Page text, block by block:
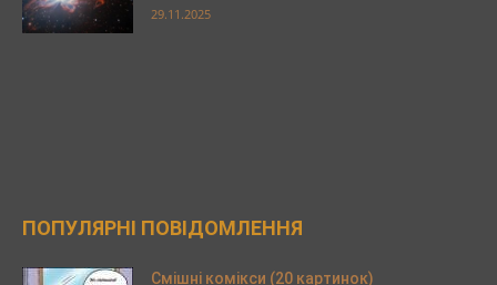
29.11.2025
ПОПУЛЯРНІ ПОВІДОМЛЕННЯ
Смішні комікси (20 картинок)